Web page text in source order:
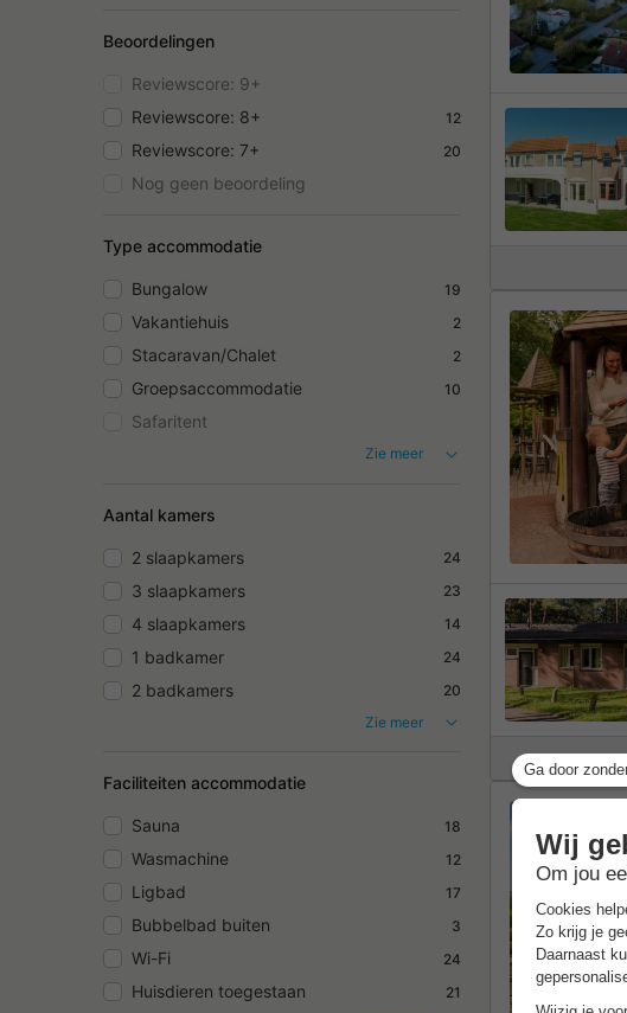
Beoordelingen
Reviewscore: 9+
Reviewscore: 8+
12
Reviewscore: 7+ 20
Nog geen beoordeling
Type accommodatie
Bungalow 19
Vakantiehuis 2
Stacaravan/Chalet 2
Groepsaccommodatie 10
Safaritent
Zie meer
Aantal kamers
2 slaapkamers 24
3 slaapkamers 23
4 slaapkamers 14
1 badkamer 24
2 badkamers
20
Zie meer
Faciliteiten accommodatie
Sauna 18
Wasmachine 12
Ligbad 17
Bubbelbad buiten 3
Wi-Fi 24
Huisdieren toegestaan
21